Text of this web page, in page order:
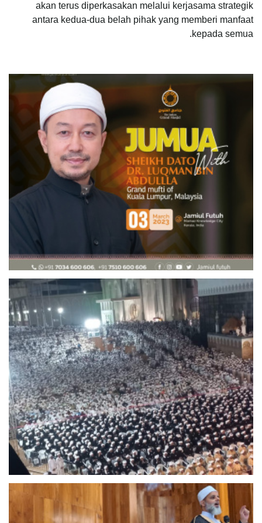
akan terus diperkasakan melalui kerjasama strategik
antara kedua-dua belah pihak yang memberi manfaat
kepada semua.